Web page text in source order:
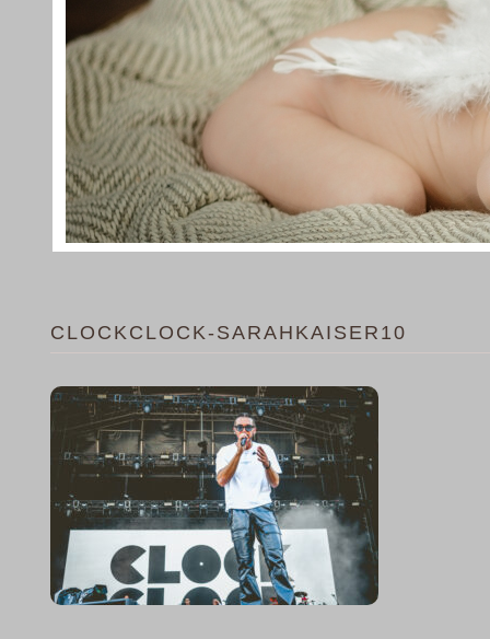
CLOCKCLOCK-SARAHKAISER10